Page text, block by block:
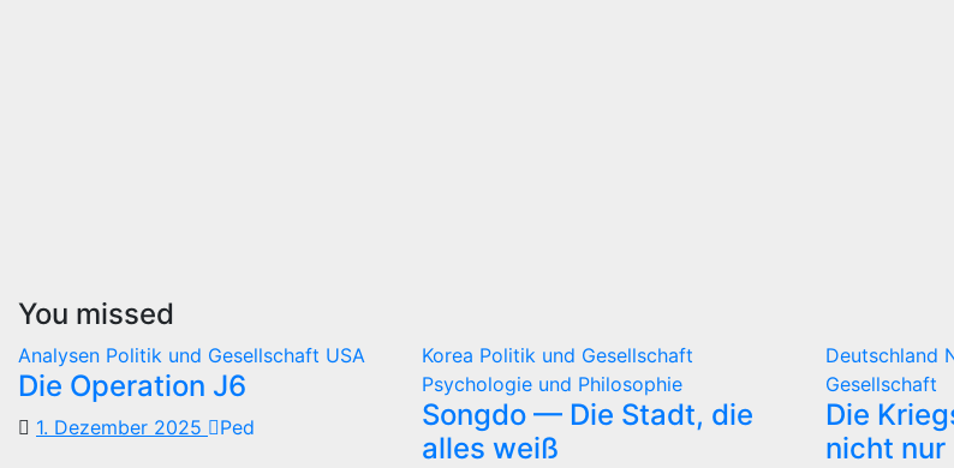
You missed
Analysen Politik und Gesellschaft USA
Die Operation J6
1. Dezember 2025 Ped
Korea Politik und Gesellschaft
Psychologie und Philosophie
Songdo — Die Stadt, die
alles weiß
Deutschland
Gesellschaft
Die
nicht nur